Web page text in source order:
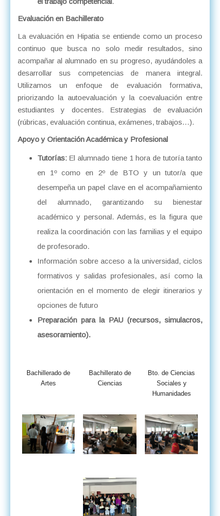
Evaluación en Bachillerato
La evaluación en Hipatia se entiende como un proceso
continuo que busca no solo medir resultados, sino
acompañar al alumnado en su progreso, ayudándoles a
desarrollar sus competencias de manera integral.
Utilizamos un enfoque de evaluación formativa,
priorizando la autoevaluación y la coevaluación entre
estudiantes y docentes. Estrategias de evaluación
(rúbricas, evaluación continua, exámenes, trabajos…).
Apoyo y Orientación Académica y Profesional
Tutorías:El alumnado tiene 1 hora de tutoría tanto
en 1º como en 2º de BTO y un tutor/a que
desempeña un papel clave en el acompañamiento
del alumnado, garantizando su bienestar
académico y personal. Además, es la figura que
realiza la coordinación con las familias y el equipo
de profesorado.
Información sobre acceso a la universidad, ciclos
formativos y salidas profesionales, así como la
orientación en el momento de elegir itinerarios y
opciones de futuro
Preparación para la PAU (recursos, simulacros,
asesoramiento).
Bachillerado de
Artes
Bachillerato de
Ciencias
Bto. de Ciencias
Sociales y
Humanidades